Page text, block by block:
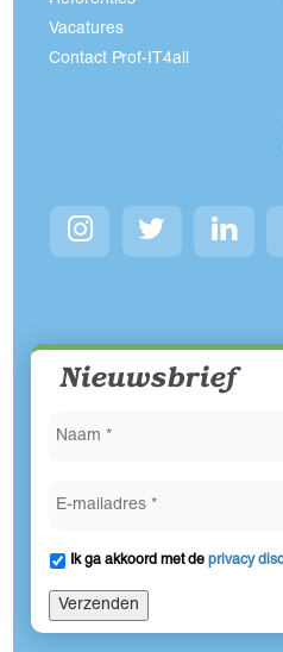
Vacatures
Contact Prof-IT4all
Nieuwsbrief
Ik ga akkoord met deprivacy
Verzenden